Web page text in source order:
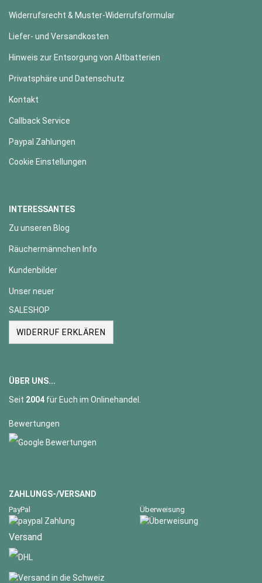
Widerrufsrecht & Muster-Widerrufsformular
Liefer- und Versandkosten
Hinweis zur Entsorgung von Altbatterien
Privatsphäre und Datenschutz
Kontakt
Callback Service
Paypal Zahlungen
Cookie Einstellungen
INTERESSANTES
Zu unseren Blog
Räuchermännchen Info
Kundenbilder
Unser neuer
SALESHOP
WIDERRUF ERKLÄREN
ÜBER UNS...
Seit 2004 für Euch im Onlinehandel.
Bewertungen
ZAHLUNGS-/VERSAND
PayPal Überweisung
Versand